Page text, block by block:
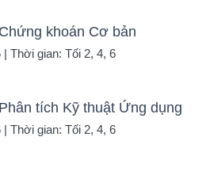
khoán Cơ bản
| Thời gian: Tối 2, 4, 6
tích Kỹ thuật Ứng dụng
| Thời gian: Tối 2, 4, 6